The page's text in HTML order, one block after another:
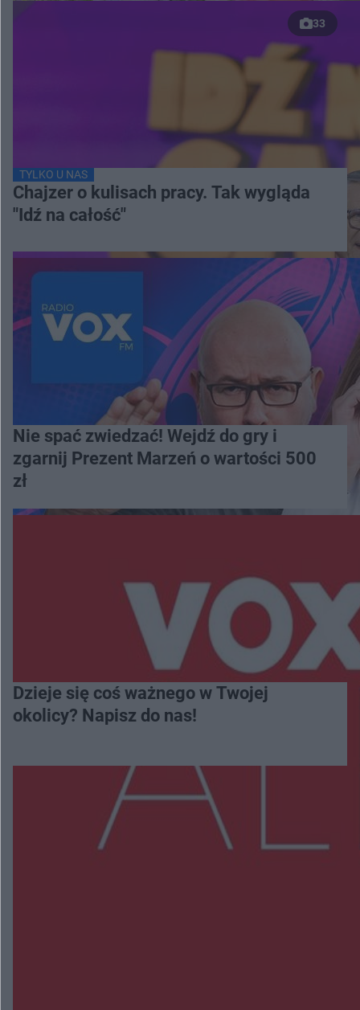
33
TYLKO U NAS
Chajzer o kulisach pracy. Tak wygląda
"Idź na całość"
Nie spać zwiedzać! Wejdź do gry i
zgarnij Prezent Marzeń o wartości 500
zł
Dzieje się coś ważnego w Twojej
okolicy? Napisz do nas!
Więcej